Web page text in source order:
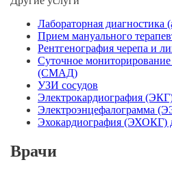
Лабораторная диагностика
Прием мануального
Рентгенография черепа и
Суточное мониторирование
(СМАД)
УЗИ сосудов
Электрокардиография
Электроэнцефалограмма
Эхокардиография (ЭХОКГ)
Врачи